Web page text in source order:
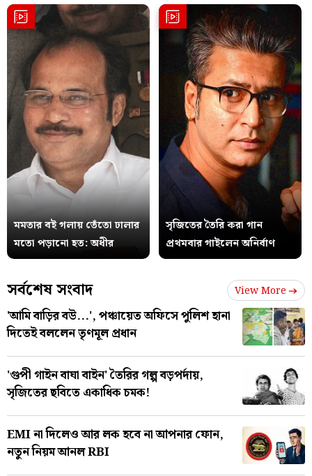
মমতার বই গলায় তেঁতো ঢালার
মতো পড়ানো হত: অধীর
সৃজিতের তৈরি করা গান
প্রথমবার গাইলেন অনির্বাণ
সর্বশেষ সংবাদ View More
'আমি বাড়ির বউ...', পঞ্চায়েত অফিসে পুলিশ হানা
দিতেই বললেন তৃণমূল প্রধান
'গুপী গাইন বাঘা বাইন' তৈরির গল্প বড়পর্দায়,
সৃজিতের ছবিতে একাধিক চমক!
EMI না দিলেও আর লক হবে না আপনার ফোন,
নতুন নিয়ম আনল RBI